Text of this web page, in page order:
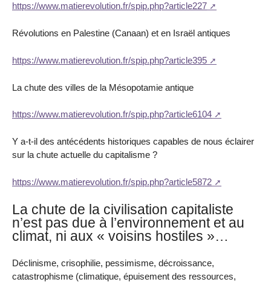
https://www.matierevolution.fr/spip.php?article227
Révolutions en Palestine (Canaan) et en Israël antiques
https://www.matierevolution.fr/spip.php?article395
La chute des villes de la Mésopotamie antique
https://www.matierevolution.fr/spip.php?article6104
Y a-t-il des antécédents historiques capables de nous éclairer
sur la chute actuelle du capitalisme ?
https://www.matierevolution.fr/spip.php?article5872
La chute de la civilisation capitaliste
n’est pas due à l’environnement et au
climat, ni aux « voisins hostiles »…
Déclinisme, crisophilie, pessimisme, décroissance,
catastrophisme (climatique, épuisement des ressources,